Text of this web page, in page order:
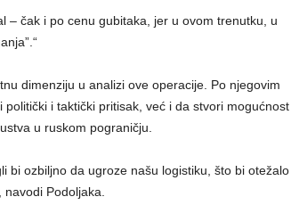
– čak i po cenu gubitaka, jer u ovom trenutku, u
dimenziju u analizi ove operacije. Po njegovim
i taktički pritisak, već i da stvori mogućnost
u ruskom pograničju.
bi ozbiljno da ugroze našu logistiku, što bi otežalo
Podoljaka.